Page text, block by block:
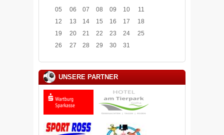
05
06 07 08 09 10
11
12
13 14 15 16 17
18
19
20 21 22 23 24
25
26
27 28 29 30 31
UNSERE PARTNER